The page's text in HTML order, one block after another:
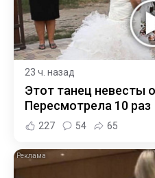
23 ч. назад
Этот танец невесты
Пересмотрела 10 раз
227 54 65